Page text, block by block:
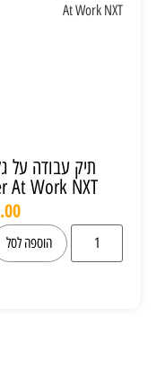
At Work NXT
הוספה לסל